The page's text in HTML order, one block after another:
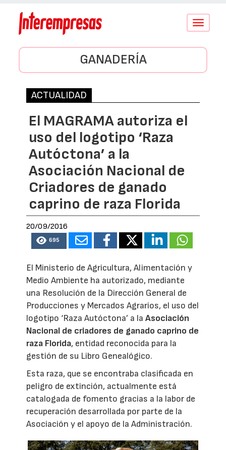
Conmutar
GANADERÍA
ACTUALIDAD
El MAGRAMA autoriza el
uso del logotipo ‘Raza
Autóctona’ a la
Asociación Nacional de
Criadores de ganado
caprino de raza Florida
20/09/2016
695
El Ministerio de Agricultura, Alimentación y
Medio Ambiente ha autorizado, mediante
una Resolución de la Dirección General de
Producciones y Mercados Agrarios, el uso del
logotipo ‘Raza Autóctona’ a laAsociación
Nacional de criadores de ganado caprino de
raza Florida, entidad reconocida para la
gestión de su Libro Genealógico.
Esta raza, que se encontraba clasificada en
peligro de extinción, actualmente está
catalogada de fomento gracias a la labor de
recuperación desarrollada por parte de la
Asociación y el apoyo de la Administración.